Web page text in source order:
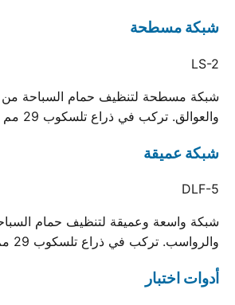
شبكة مسطحة
LS-2
شبكة مسطحة لتنظيف حمام السباحة من
والعوالق. تركب في ذراع تلسكوب 29 مم
شبكة عميقة
DLF-5
شبكة واسعة وعميقة لتنظيف حمام
والرواسب. تركب في ذراع تلسكوب 29 مم
أدوات اختبار